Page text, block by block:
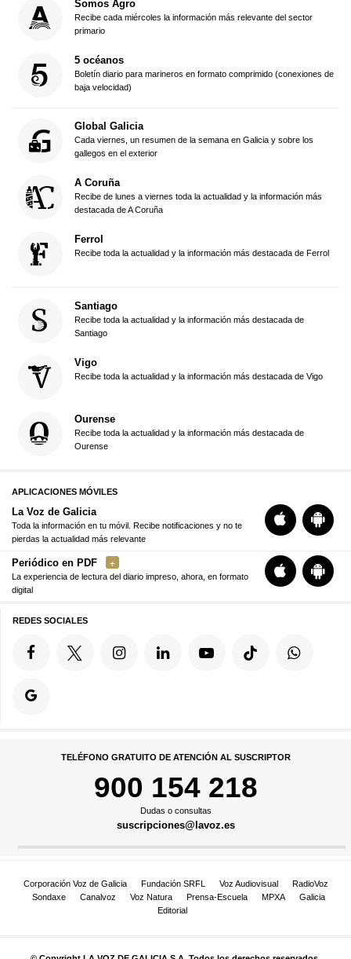
Somos Agro
Recibe cada miércoles la información más relevante del sector
primario
5 océanos
Boletín diario para marineros en formato comprimido (conexiones de
baja velocidad)
Global Galicia
Cada viernes, un resumen de la semana en Galicia y sobre los
gallegos en el exterior
A Coruña
Recibe de lunes a viernes toda la actualidad y la información más
destacada de A Coruña
Ferrol
Recibe toda la actualidad y la información más destacada de Ferrol
Santiago
Recibe toda la actualidad y la información más destacada de
Santiago
Vigo
Recibe toda la actualidad y la información más destacada de Vigo
Ourense
Recibe toda la actualidad y la información más destacada de
Ourense
APLICACIONES MÓVILES
La Voz de Galicia
Toda la información en tu móvil. Recibe notificaciones y no te
pierdas la actualidad más relevante
Periódico en PDF
La experiencia de lectura del diario impreso, ahora, en formato
digital
REDES SOCIALES
TELÉFONO GRATUITO DE ATENCIÓN AL SUSCRIPTOR
900 154 218
Dudas o consultas
suscripciones@lavoz.es
Corporación Voz de Galicia Fundación SRFL Voz Audiovisual
RadioVoz
Sondaxe
Canalvoz Voz Natura Prensa-Escuela MPXA
Galicia
Editorial